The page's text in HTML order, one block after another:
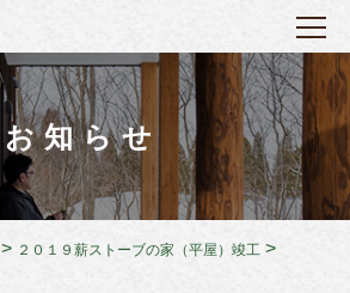
お知らせ
> ２０１９薪ストーブの家（平屋）竣工 >